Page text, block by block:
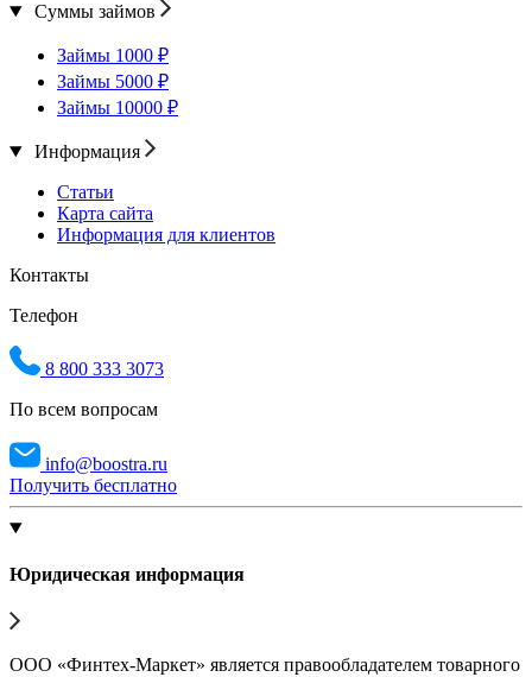
Суммы займов
Займы 1000 ₽
Займы 5000 ₽
Займы 10000 ₽
Информация
Статьи
Карта сайта
Информация для клиентов
Контакты
Телефон
8 800 333 3073
По всем вопросам
info@boostra.ru
Получить бесплатно
Юридическая информация
ООО «Финтех-Маркет» является правообладателем товарного